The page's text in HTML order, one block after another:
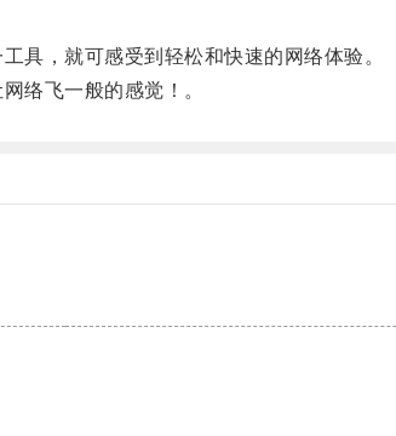
，就可感受到轻松和快速的网络体验。
络飞一般的感觉！。